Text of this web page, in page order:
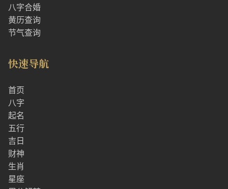
八字合婚
黄历查询
节气查询
快速导航
首页
八字
起名
五行
吉日
财神
生肖
星座